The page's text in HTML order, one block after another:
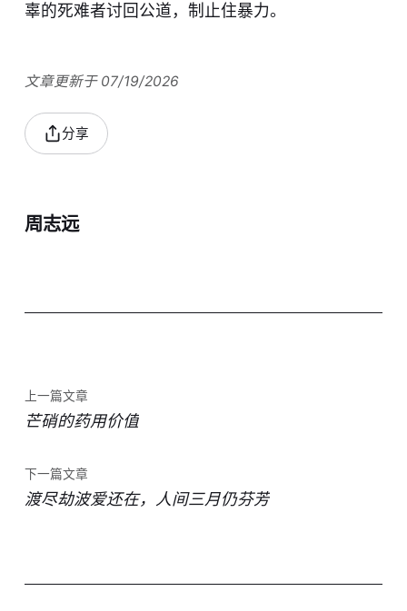
辜的死难者​讨回公道，制止住暴力。
文章更新于 07/19/2026
分享
周志远
上一篇文章
芒硝的药用价值
下一篇文章
渡尽劫波爱还在，人间三月仍芬芳